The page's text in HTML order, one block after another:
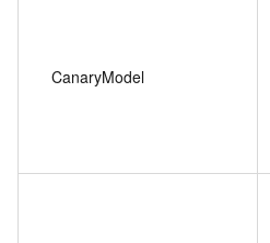
CanaryModel